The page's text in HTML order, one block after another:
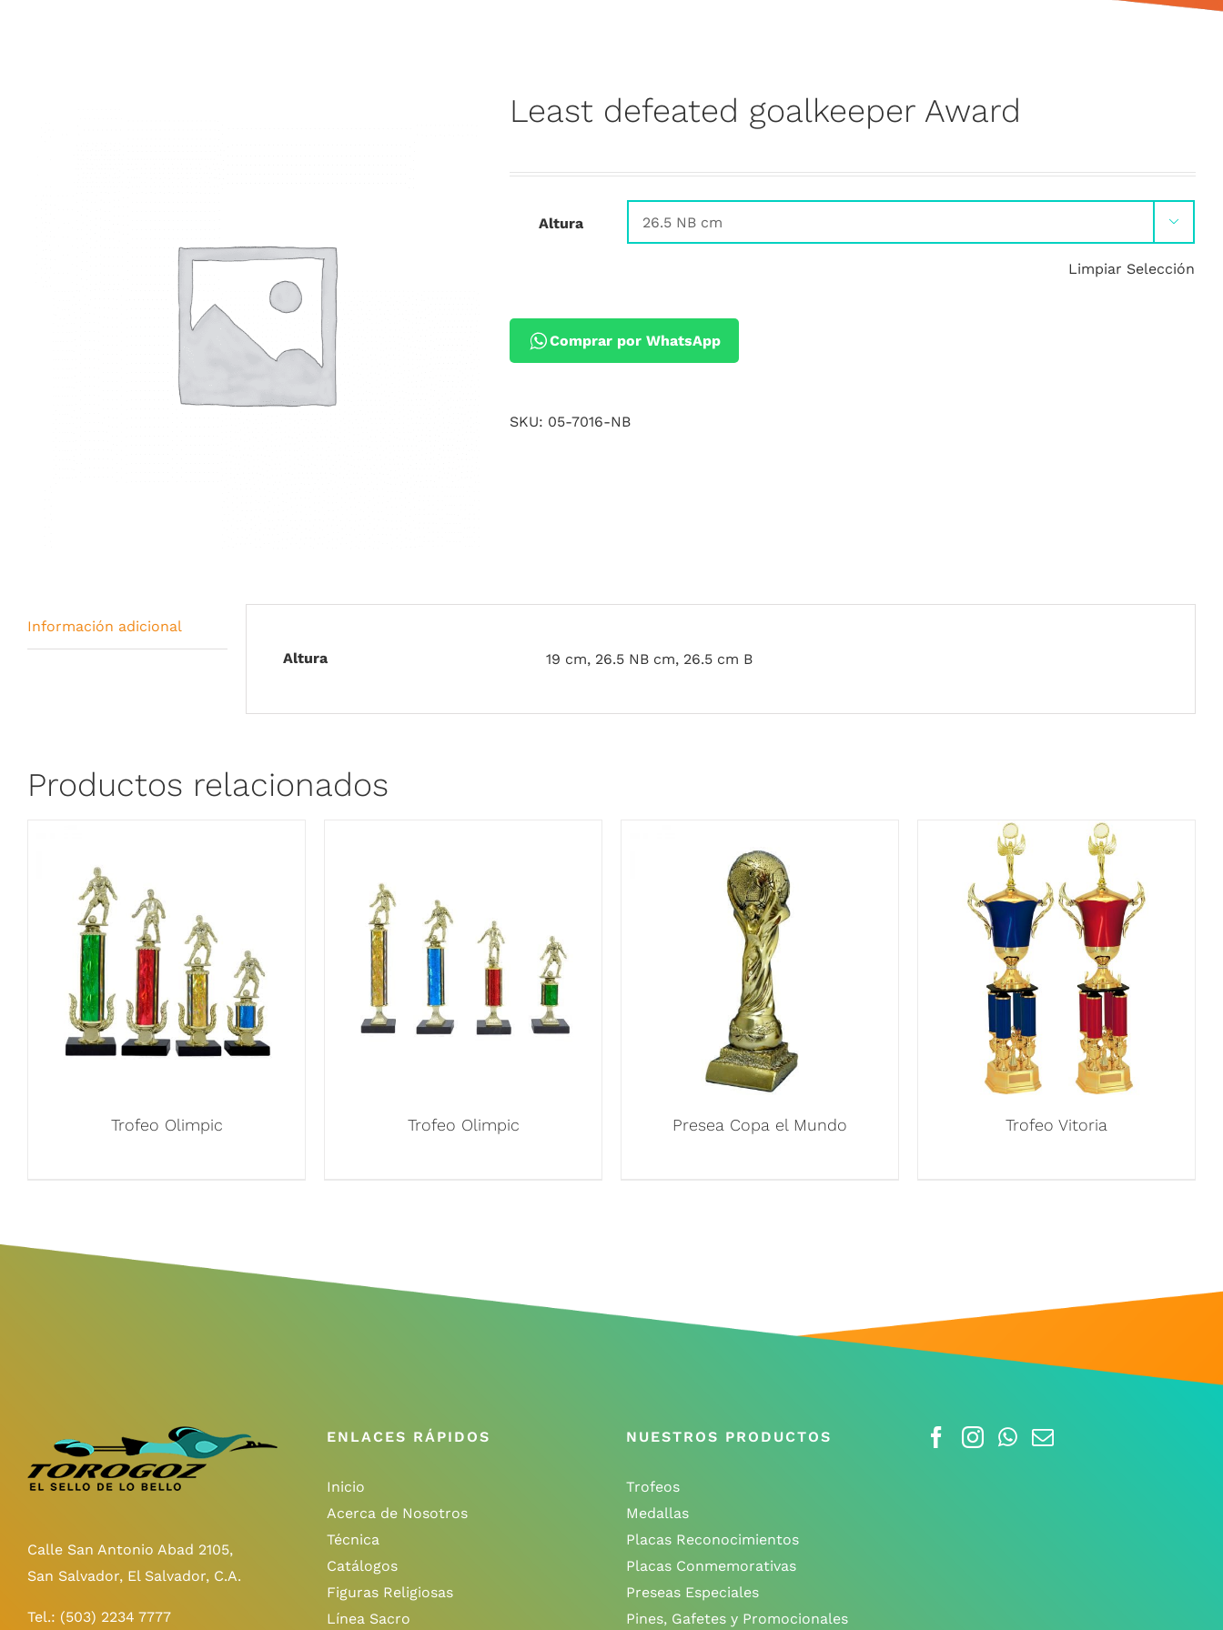
Least defeated goalkeeper Award
Altura 
Limpiar Selección
Comprar por WhatsApp
SKU: 05-7016-NB
Información adicional
Altura
19 cm, 26.5 NB cm, 26.5 cm B
Productos relacionados
Trofeo Olimpic Trofeo Olimpic Presea Copa el Mundo Trofeo Vitoria
Calle San Antonio Abad 2105,
San Salvador, El Salvador, C.A.
Tel.: (503) 2234 7777
ENLACES RÁPIDOS
Inicio
Acerca de Nosotros
Técnica
Catálogos
Figuras Religiosas
Línea Sacro
NUESTROS PRODUCTOS
Trofeos
Medallas
Placas Reconocimientos
Placas Conmemorativas
Preseas Especiales
Pines, Gafetes y Promocionales